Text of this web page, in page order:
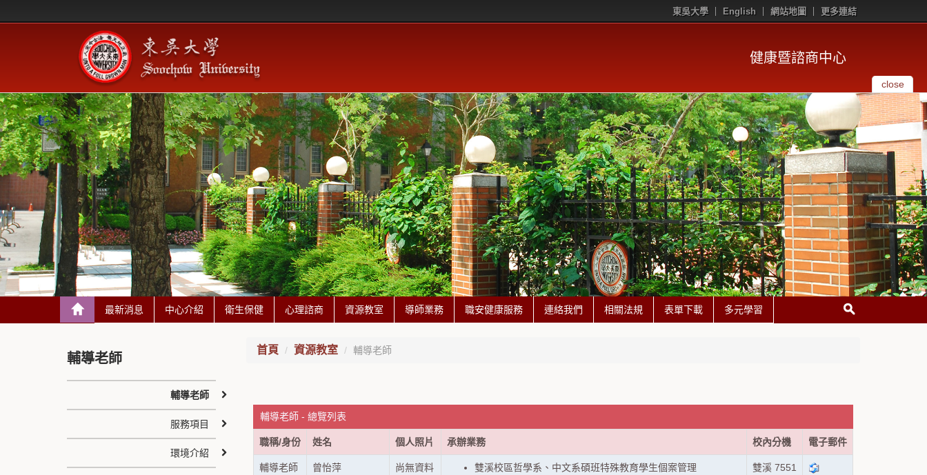
東吳大學 English 網站地圖 更多連結
健康暨諮商中心
close
最新消息 中心介紹 衛生保健 心理諮商 資源教室 導師業務 職安健康服務 連絡我們 相關法規 表單下載 多元學習
首頁 資源教室 輔導老師
輔導老師 - 總覽列表
職稱/身份 姓名 個人照片 承辦業務 校內分機 電子郵件
輔導老師 曾怡萍 尚無資料
雙溪校區哲學系、中文系碩班特殊教育學生個案管理
雙溪 7551
輔導老師
輔導老師
服務項目
環境介紹